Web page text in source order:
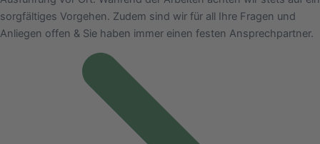
sorgfältiges Vorgehen. Zudem sind wir für all Ihre Fragen und
Anliegen offen & Sie haben immer einen festen Ansprechpartner.